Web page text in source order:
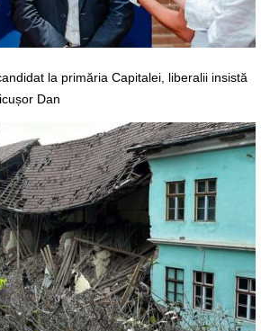
la primăria Capitalei, liberalii insistă
Dan